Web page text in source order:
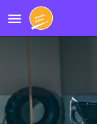
Pañama